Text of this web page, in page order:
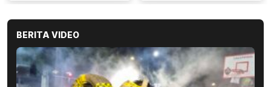
BERITA VIDEO